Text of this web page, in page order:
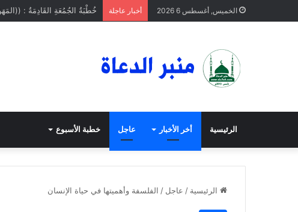
الخميس, أغسطس 6 2026 أخبار عاجلة خُطْبَةُ الجُمُعَةِ القَادِمَةُ :
الرئيسية أخر الأخبار عاجل خطبة الأسبوع
الرئيسية / عاجل / الفلسفة وأهميتها في حياة الإنسان